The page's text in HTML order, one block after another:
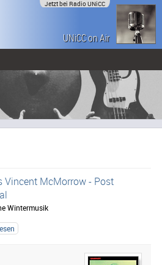
Jetzt bei Radio UNiCC
UNiCC on Air
Vincent McMorrow - Post
Wintermusik